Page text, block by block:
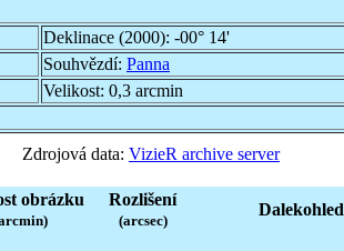
Deklinace (2000): -00° 14'
Souhvězdí: Panna
Velikost: 0,3 arcmin
Zdrojová data: VizieR archive server
obrázku Rozlišení
(arcsec)
Dalekohled